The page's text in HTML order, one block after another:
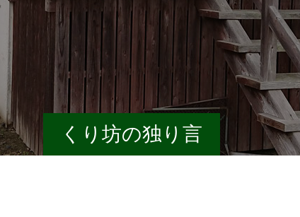
くり坊の独り言